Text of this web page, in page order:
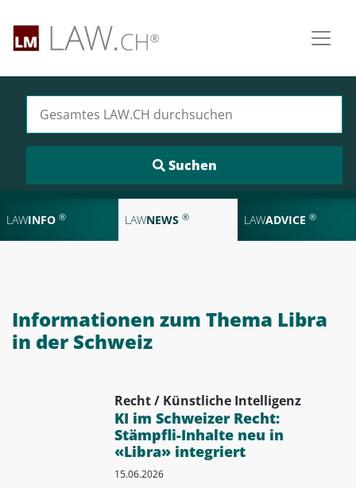
LAWINFO ® LAWNEWS ® LAWADVICE ®
Informationen zum Thema Libra
in der Schweiz
Recht / Künstliche Intelligenz
KI im Schweizer Recht:
Stämpfli-Inhalte neu in
«Libra» integriert
15.06.2026